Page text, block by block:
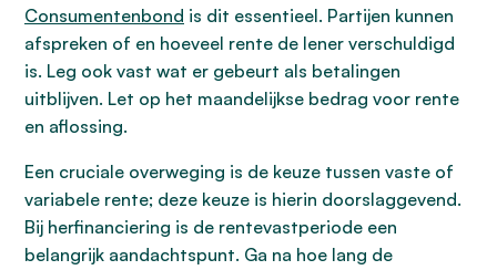
Consumentenbond is dit essentieel. Partijen kunnen
afspreken of en hoeveel rente de lener verschuldigd
is. Leg ook vast wat er gebeurt als betalingen
uitblijven. Let op het maandelijkse bedrag voor rente
en aflossing.
Een cruciale overweging is de keuze tussen vaste of
variabele rente; deze keuze is hierin doorslaggevend.
Bij herfinanciering is de rentevastperiode een
belangrijk aandachtspunt. Ga na hoe lang de